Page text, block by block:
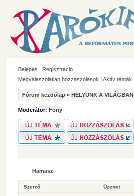
Belépés
Regisztráció
Megválaszolatlan hozzászólások | Aktív témák
Fórum kezdőlap » HELYÜNK A VILÁGBAN
Moderátor: Fony
Hamasz
Szerző Üzenet